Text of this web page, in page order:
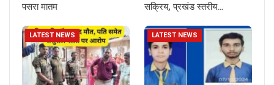
पसरा मातम
सक्रिय, प्रखंड स्तरीय…
LATEST NEWS LATEST NEWS